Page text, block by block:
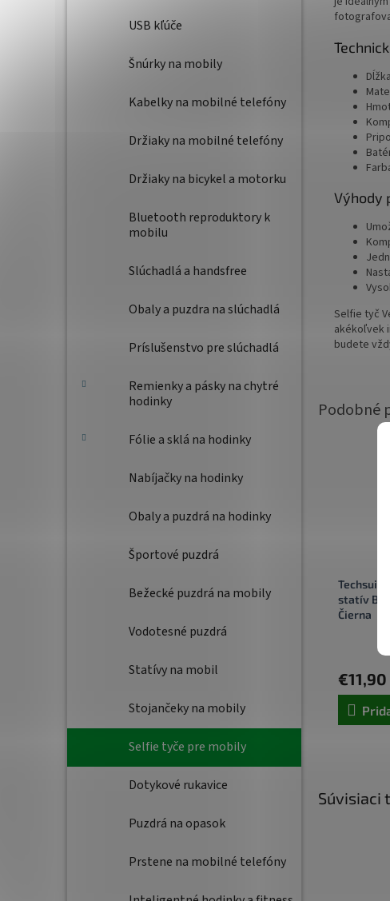
USB kľúče
Šnúrky na mobily
Kabelky na mobilné telefóny
Držiaky na mobilné telefóny
Držiaky na bicykel a motorku
Bluetooth reproduktory k
mobilu
Slúchadlá a handsfree
Obaly a puzdra na slúchadlá
Príslušenstvo pre slúchadlá
Remienky a pásky na chytré
hodinky
Fólie a sklá na hodinky
Nabíjačky na hodinky
Obaly a puzdrá na hodinky
Športové puzdrá
Bežecké puzdrá na mobily
Vodotesné puzdrá
Statívy na mobil
Stojančeky na mobily
Selfie tyče pre mobily
Dotykové rukavice
Puzdrá na opasok
Prstene na mobilné telefóny
Súvisiaci
Výhody
Selfie tyč
akékoľvek
budete
Techsuit
statív
Čierna
€11,90